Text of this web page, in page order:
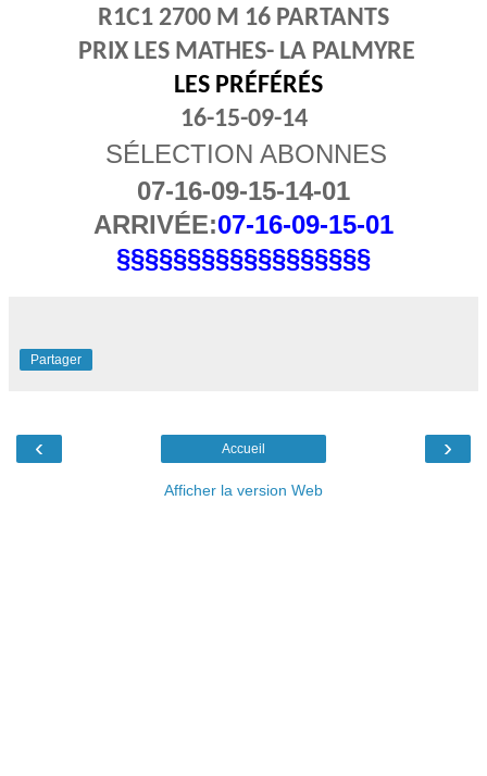
R1C1 2700 M 16 PARTANTS
PRIX LES MATHES- LA PALMYRE
LES PRÉFÉRÉS
16-15-09-14
SÉLECTION ABONNES
07-16-09-15-14-01
ARRIVÉE:07-16-09-15-01
§§§§§§§§§§§§§§§§§§
Partager
‹ ›
Accueil
Afficher la version Web